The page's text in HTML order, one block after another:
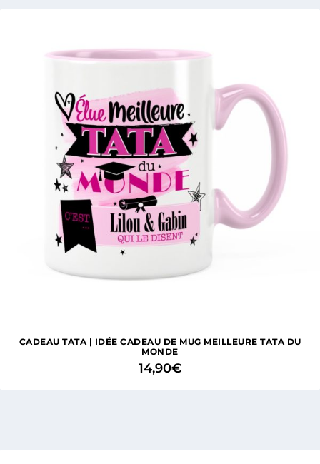
CADEAU TATA | IDÉE CADEAU DE MUG MEILLEURE TATA DU
MONDE
14,90€